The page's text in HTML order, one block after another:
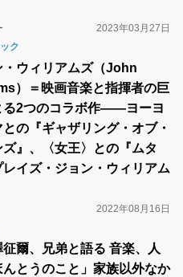
2023年03月27日
ク
・ウィリアムズ（John
）＝映画音楽と指揮者の巨
る2つのコラボ作――ヨーヨ
との『ギャザリング・オブ・
ズ』、〈女王〉との『ムタ
レイズ・ジョン・ウィリアム
2022年08月16日
征爾、兄弟と語る 音楽、人
んとうのこと」家族以外なか